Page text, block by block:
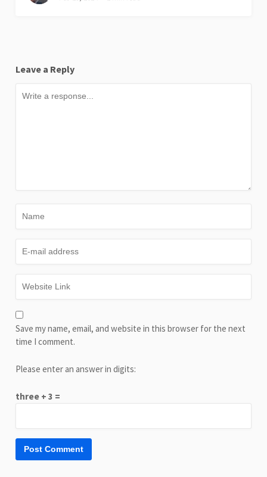
Leave a Reply
Save my name, email, and website in this browser for the next
time I comment.
Please enter an answer in digits:
three + 3 =